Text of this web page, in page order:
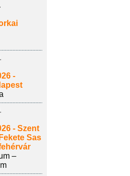
-
- Szent
Sas
–